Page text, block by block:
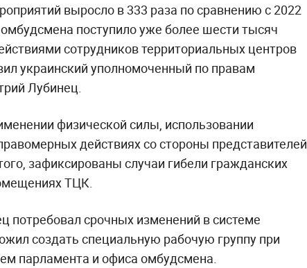
выросло в 333 раза по сравнению с 2022
поступило уже более шести тысяч
сотрудников территориальных центров
украинский уполномоченный по правам
Лубинец.
физической силы, использовании
действиях со стороны представителей
зафиксированы случаи гибели гражданских
ТЦК.
потребовал срочных изменений в системе
создать специальную рабочую группу при
парламента и офиса омбудсмена.